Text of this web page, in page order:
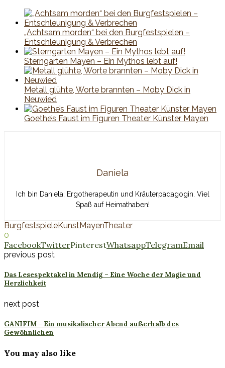
„Achtsam morden“ bei den Burgfestspielen –
Entschleunigung & Verbrechen
Sterngarten Mayen – Ein Mythos lebt auf!
Metall glühte, Worte brannten – Moby Dick in
Neuwied
Goethe’s Faust im Figuren Theater Künster Mayen
Daniela
Ich bin Daniela, Ergotherapeutin und Kräuterpädagogin. Viel
Spaß auf Heimathaben!
BurgfestspieleKunstMayenTheater
0
FacebookTwitterPinterestWhatsappTelegramEmail
previous post
Das Lesespektakel in Mendig – Eine Woche der Magie und
Herzlichkeit
next post
GANIFIM – Ein musikalischer Abend außerhalb des
Gewöhnlichen
You may also like